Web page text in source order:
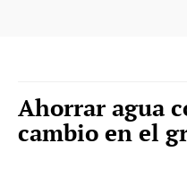
Ahorrar agua
cambio en el